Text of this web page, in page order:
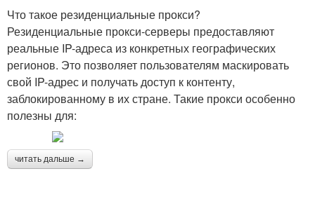
Что такое резиденциальные прокси?
Резиденциальные прокси-серверы предоставляют
реальные IP-адреса из конкретных географических
регионов. Это позволяет пользователям маскировать
свой IP-адрес и получать доступ к контенту,
заблокированному в их стране. Такие прокси особенно
полезны для:
читать дальше →